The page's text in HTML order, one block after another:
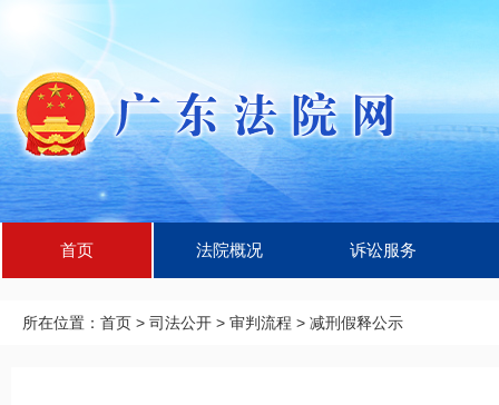
首页 法院概况 诉讼服务
所在位置： 首页 > 司法公开 > 审判流程 > 减刑假释公示